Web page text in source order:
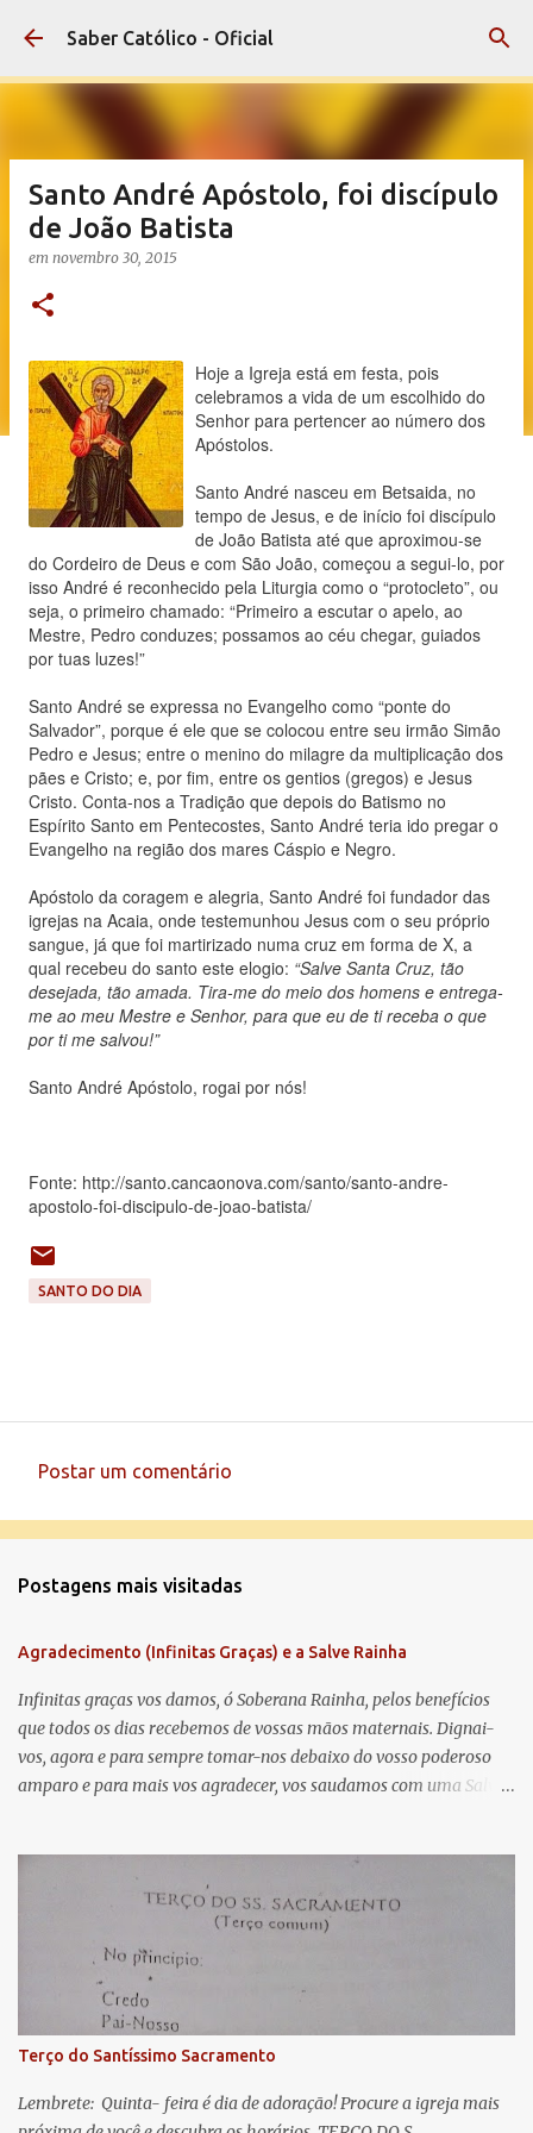
Pular para o conteúdo principal
Saber Católico - Oficial
Santo André Apóstolo, foi discípulo
de João Batista
em novembro 30, 2015
Hoje a Igreja está em festa, pois
celebramos a vida de um escolhido do
Senhor para pertencer ao número dos
Apóstolos.
Santo André nasceu em Betsaida, no
tempo de Jesus, e de início foi discípulo
de João Batista até que aproximou-se
do Cordeiro de Deus e com São João, começou a segui-lo, por
isso André é reconhecido pela Liturgia como o “protocleto”, ou
seja, o primeiro chamado: “Primeiro a escutar o apelo, ao
Mestre, Pedro conduzes; possamos ao céu chegar, guiados
por tuas luzes!”
Santo André se expressa no Evangelho como “ponte do
Salvador”, porque é ele que se colocou entre seu irmão Simão
Pedro e Jesus; entre o menino do milagre da multiplicação dos
pães e Cristo; e, por fim, entre os gentios (gregos) e Jesus
Cristo. Conta-nos a Tradição que depois do Batismo no
Espírito Santo em Pentecostes, Santo André teria ido pregar o
Evangelho na região dos mares Cáspio e Negro.
Apóstolo da coragem e alegria, Santo André foi fundador das
igrejas na Acaia, onde testemunhou Jesus com o seu próprio
sangue, já que foi martirizado numa cruz em forma de X, a
qual recebeu do santo este elogio: “Salve Santa Cruz, tão
desejada, tão amada. Tira-me do meio dos homens e entrega-
me ao meu Mestre e Senhor, para que eu de ti receba o que
por ti me salvou!”
Santo André Apóstolo, rogai por nós!
Fonte: http://santo.cancaonova.com/santo/santo-andre-
apostolo-foi-discipulo-de-joao-batista/
SANTO DO DIA
e
t
á
r
i
o
Postar um comentário
Postagens mais visitadas
Agradecimento (Infinitas Graças) e a Salve Rainha
Infinitas graças vos damos, ó Soberana Rainha, pelos benefícios
que todos os dias recebemos de vossas mãos maternais. Dignai-
vos, agora e para sempre tomar-nos debaixo do vosso poderoso
amparo e para mais vos agradecer, vos saudamos com uma Salve
lágrimas. Eia, pois, Advogada nossa, estes vossos olhos
misericordiosos a nós volvei, e depois deste desterro, mostrai-nos
Jesus. Bendito é o fruto do vosso ventre, ó clemente, ó piedosa, ó
doce e sempre Virgem Maria. Rogai por nós Santa Mãe de Deus.
Para que sejamos dignos das promessas de Cristo. Amém.
Terço do Santíssimo Sacramento
Lembrete: Quinta- feira é dia de adoração! Procure a igreja mais